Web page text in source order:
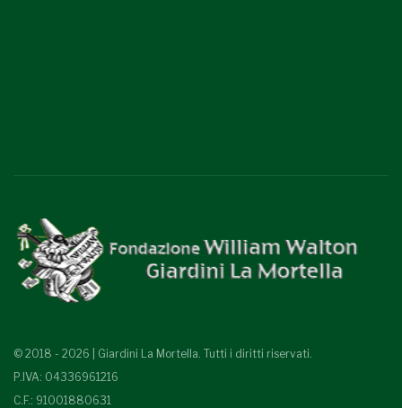
© 2018 - 2026 | Giardini La Mortella. Tutti i diritti riservati.
P.IVA: 04336961216
C.F.: 91001880631